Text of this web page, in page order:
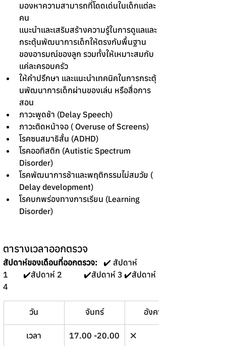
มองหาความสามารถที่โดดเด่นในเด็กแต่ละ
คน
แนะนำและเสริมสร้างความรู้ในการดูแลและ
กระตุ้นพัฒนาการเด็กให้ตรงกับพื้นฐาน
ของอารมณ์ของลูก รวมทั้งให้เหมาะสมกับ
แค่ละครอบครัว
ให้คำปรึกษา และแนะนำเทคนิคในการกระตุ้
นพัฒนาการเด็กผ่านของเล่น หรือสื่อการ
สอน
ภาวะพูดช้า (Delay Speech)
ภาวะติดหน้าจอ ( Overuse of Screens)
โรคซนสมาธิสั้น (ADHD)
โรคออทิสติก (Autistic Spectrum
Disorder)
โรคพัฒนาการช้าและพฤติกรรมไม่สมวัย (
Delay development)
โรคบกพร่องทางการเรียน (Learning
Disorder)
ตารางเวลาออกตรวจ
สัปดาห์ของเดือนที่ออกตรวจ:
   ✔️ สัปดาห์
1	✔️สัปดาห์ 2 	✔️สัปดาห์ 3	✔️สัปดาห์
4
วัน จันทร์ อังคาร
เวลา 17.00 -20.00 ❌